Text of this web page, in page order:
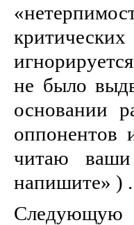
не было
основании
оппонентов
читаю
напишите» ) .
Следующую